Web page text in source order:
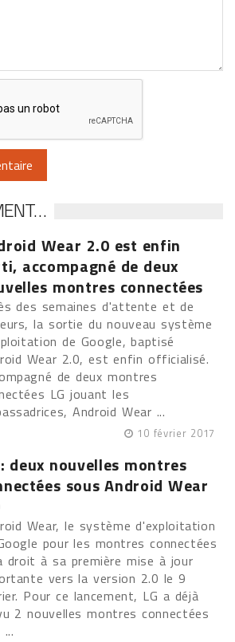
Wear 2.0 est enfin
accompagné de deux
montres connectées
des semaines d'attente et de
la sortie du nouveau système
de Google, baptisé
Wear 2.0, est enfin officialisé.
de deux montres
LG jouant les
Android Wear ...
10 février 2017
: deux nouvelles montres
sous Android Wear
Wear, le système d'exploitation
pour les montres connectées
droit à sa première mise à jour
vers la version 2.0 le 9
Pour ce lancement, LG a déjà
2 nouvelles montres connectées